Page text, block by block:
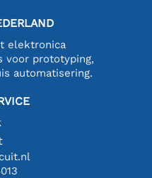
elektronica
voor prototyping,
automatisering.